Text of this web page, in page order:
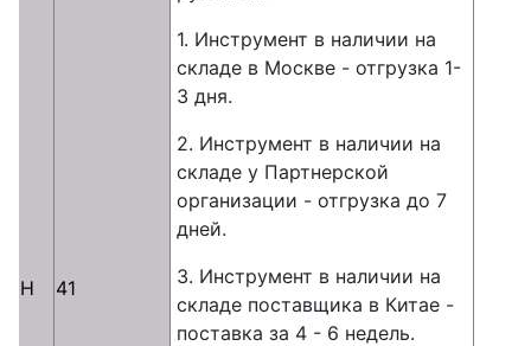
H 41
1. Инструмент в наличии на
складе в Москве - отгрузка 1-
3 дня.
2. Инструмент в наличии на
складе у Партнерской
организации - отгрузка до 7
дней.
3. Инструмент в наличии на
складе поставщика в Китае -
поставка за 4 - 6 недель.